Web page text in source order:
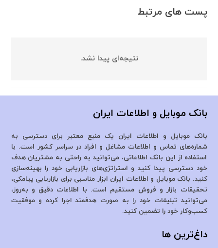
پست های مرتبط
نتیجه‌ای پیدا نشد.
بانک موبایل و اطلاعات ایران
بانک موبایل و اطلاعات ایران یک منبع معتبر برای دسترسی به
شماره‌های تماس و اطلاعات مشاغل و افراد در سراسر کشور است. با
استفاده از این بانک اطلاعاتی، می‌توانید به راحتی به مشتریان هدف
خود دسترسی پیدا کنید و استراتژی‌های بازاریابی خود را بهینه‌سازی
کنید. بانک موبایل و اطلاعات ایران ابزار مناسبی برای بازاریابی پیامکی،
تحقیقات بازار و فروش مستقیم است. با اطلاعات دقیق و به‌روز،
می‌توانید تبلیغات خود را به صورت هدفمند اجرا کرده و موفقیت
کسب‌وکار خود را تضمین کنید.
داغ‌ترین ها